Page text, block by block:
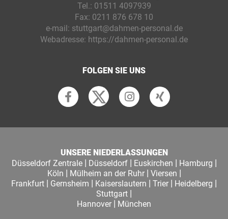
Tel.: 01511 4097939
Fax: 0211 876 678 10
e-mail: stuttgart@dahmen-personal.de
Webadresse: https://dahmen-personal.de
FOLGEN SIE UNS
UNSERE NIEDERLASSUNGEN
Düsseldorf Zentrale| Düsseldorf| Euskirchen | Hamburg |
Köln | Mülheim an der Ruhr| Viersen |
Frankfurt | Gernsheim | Kaiserslautern | Trier | Heidelberg |
Stuttgart |
Hannover | München